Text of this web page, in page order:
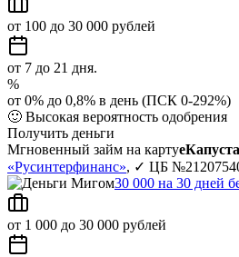
от 100 до 30 000 рублей
от 7 до 21 дня.
%
от 0% до 0,8% в день (ПСК 0-292%)
🙂 Высокая вероятность одобрения
Получить деньги
Мгновенный займ на картуеКапуста
«Русинтерфинанс», ✓ ЦБ
30 000 на 30 дней
от 1 000 до 30 000 рублей